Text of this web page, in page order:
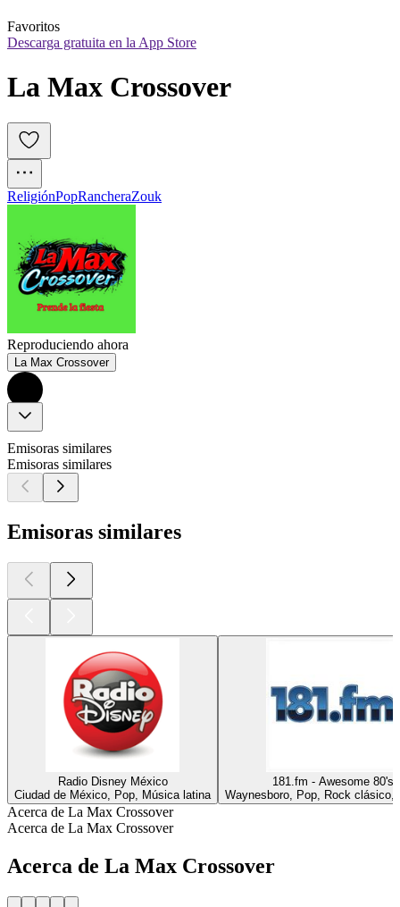
Favoritos
Descarga gratuita en la App Store
La Max Crossover
ReligiónPopRancheraZouk
Reproduciendo ahora
La Max Crossover
Emisoras similares
Emisoras similares
Emisoras similares
Radio Disney México
Ciudad de México, Pop, Música latina
181.fm - Awesome 80's
Waynesboro, Pop, Rock clásico,
Acerca de La Max Crossover
Acerca de La Max Crossover
Acerca de La Max Crossover